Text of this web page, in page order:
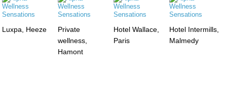
Luxpa, Heeze
Private
wellness,
Hamont
Hotel Wallace,
Paris
Hotel Intermills,
Malmedy